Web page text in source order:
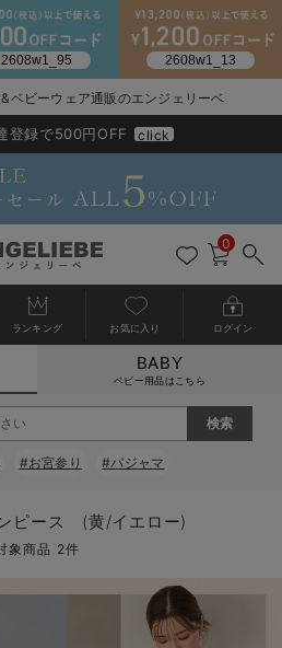
ママコート
授乳ブラ・マタニティブラ（マタニティインナー・産後用品）
ばれ）
ボトムス
戻る
送料無料アイテム全て
ワンピース
スカート
パジャマ
戻る
ブラキャミ おまとめ
戻る
【37周年祭セール】
【37周年祭セール】
戻る
気温差別オススメア
【15℃】3月下旬～
戻る
動きやすく着回しで
戻る
強撚スムース(コスパ
戻る
マタニティウェア
【おまとめ割】パジ
戻る
こだわりの履き心地
カジュアル
オフィス
戻る
ジャケット派
きれいめ美脚パンツ派
ツィード派
戻る
出産準備応援割全て
マタニティパジャマ
戻る
【オフィスカジュア
戻る
レギンスタイプ
戻る
【フォーマル】ワン
戻る
【ベビー】長袖
戻る
ハンカチ
短肌着
セット
戻る
快適ウェア10%OFF
快適ウェア10%OFF
戻る
春のマタニティワン
セットアップ・ レイ
ジャンパースカート/
ワーク・オフィス
戻る
Gift Selection 出産
〜3,000円（税込）
10,001円（税込）〜
女の子におススメの
戻る
冬の冷え対策インナ
薄くてあったか
保温&リカバリー
レギンス・タイツ
戻る
入院準備の持ち物チ
入院してすぐ使うグ
戻る
冬のあったか特集全て
【冬のあったか特集
【冬のあったか特集
ベビーウェア通販のエンジェリーベ
NewArrival
除く) 7,700円以上で送料無料
登録で500円OFF click
0
ランキング お気に入り ログイン
BABY
ベビー用品はこちら
#お宮参り #パジャマ
ピース (黄/イエロー)
象商品 2件
閉じる